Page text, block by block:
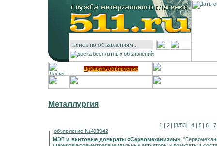
Добавить объявление
Металлургия
1 | 2| [3/53] | 4| 5| 6| 7
объявление №403942
МЭП и винтовые домкраты «Сервомеханизмы» .